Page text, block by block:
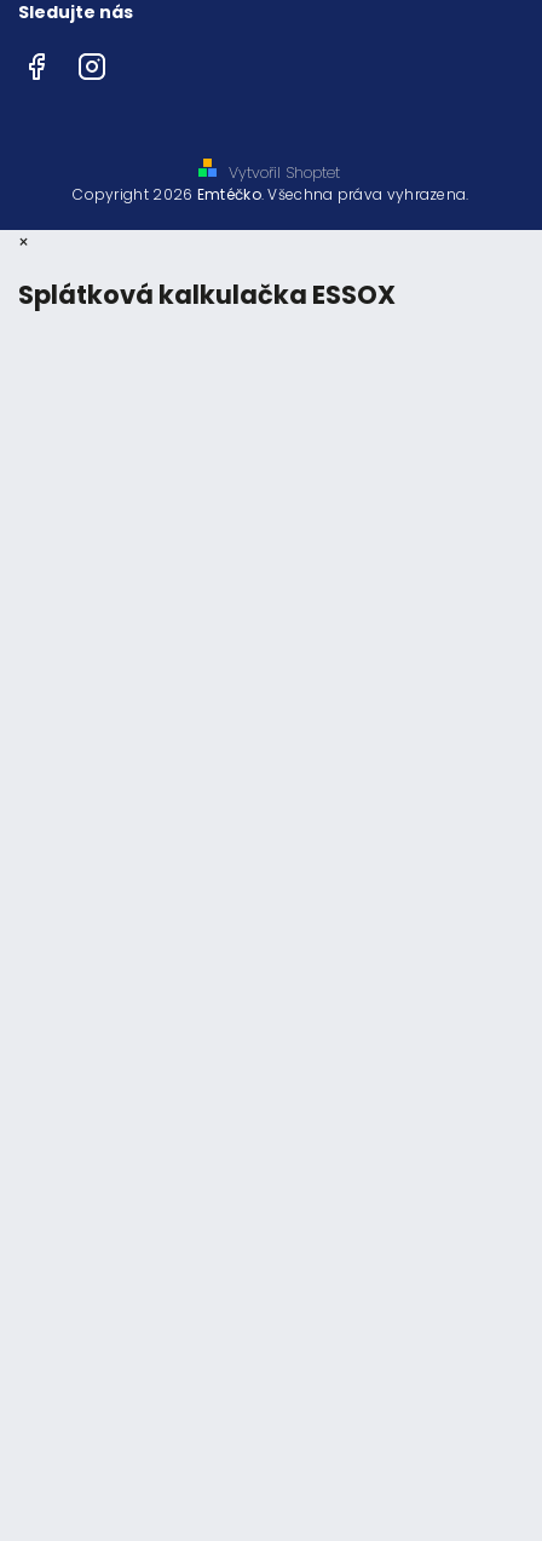
Sledujte nás
FacebookInstagram
Vytvořil Shoptet
Copyright 2026 Emtéčko. Všechna práva vyhrazena.
×
Splátková kalkulačka ESSOX